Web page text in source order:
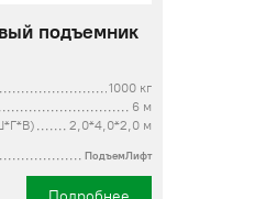
подъемник
1000 кг
6 м
2,0*4,0*2,0 м
ПодъемЛифт